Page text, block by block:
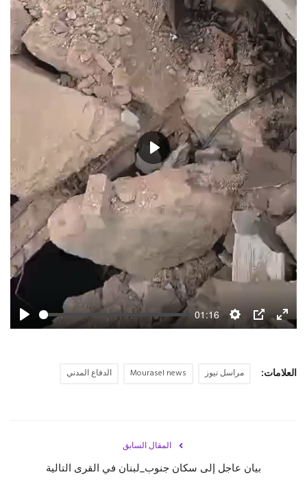
حياة
Play
01:16
Settings
PIP
Enter
Play
العلامات: مراسل نيوز Mourasel news الدفاع المدني
المقال السابق
بيان عاجل إلى سكان ⁧‫جنوب_لبنان‬⁩ في القرى التالية